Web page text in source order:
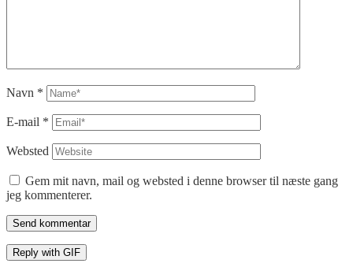
Navn *
E-mail *
Websted
Gem mit navn, mail og websted i denne browser til næste gang
jeg kommenterer.
Send kommentar
Reply with GIF